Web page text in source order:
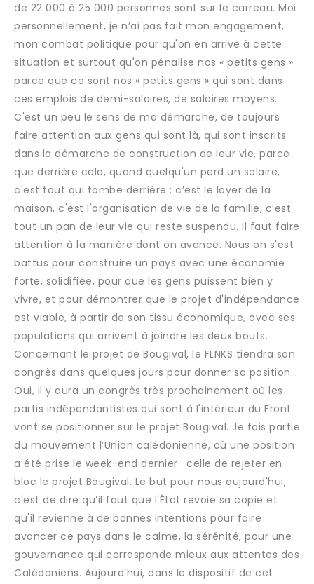
de 22 000 à 25 000 personnes sont sur le carreau. Moi
personnellement, je n’ai pas fait mon engagement,
mon combat politique pour qu'on en arrive à cette
situation et surtout qu'on pénalise nos « petits gens »
parce que ce sont nos « petits gens » qui sont dans
ces emplois de demi-salaires, de salaires moyens.
C'est un peu le sens de ma démarche, de toujours
faire attention aux gens qui sont là, qui sont inscrits
dans la démarche de construction de leur vie, parce
que derrière cela, quand quelqu'un perd un salaire,
c'est tout qui tombe derrière : c’est le loyer de la
maison, c'est l'organisation de vie de la famille, c’est
tout un pan de leur vie qui reste suspendu. Il faut faire
attention à la manière dont on avance. Nous on s'est
battus pour construire un pays avec une économie
forte, solidifiée, pour que les gens puissent bien y
vivre, et pour démontrer que le projet d'indépendance
est viable, à partir de son tissu économique, avec ses
populations qui arrivent à joindre les deux bouts.
Concernant le projet de Bougival, le FLNKS tiendra son
congrès dans quelques jours pour donner sa position…
Oui, il y aura un congrès très prochainement où les
partis indépendantistes qui sont à l'intérieur du Front
vont se positionner sur le projet Bougival. Je fais partie
du mouvement l’Union calédonienne, où une position
a été prise le week-end dernier : celle de rejeter en
bloc le projet Bougival. Le but pour nous aujourd'hui,
c'est de dire qu’il faut que l'État revoie sa copie et
qu'il revienne à de bonnes intentions pour faire
avancer ce pays dans le calme, la sérénité, pour une
gouvernance qui corresponde mieux aux attentes des
Calédoniens. Aujourd’hui, dans le dispositif de cet